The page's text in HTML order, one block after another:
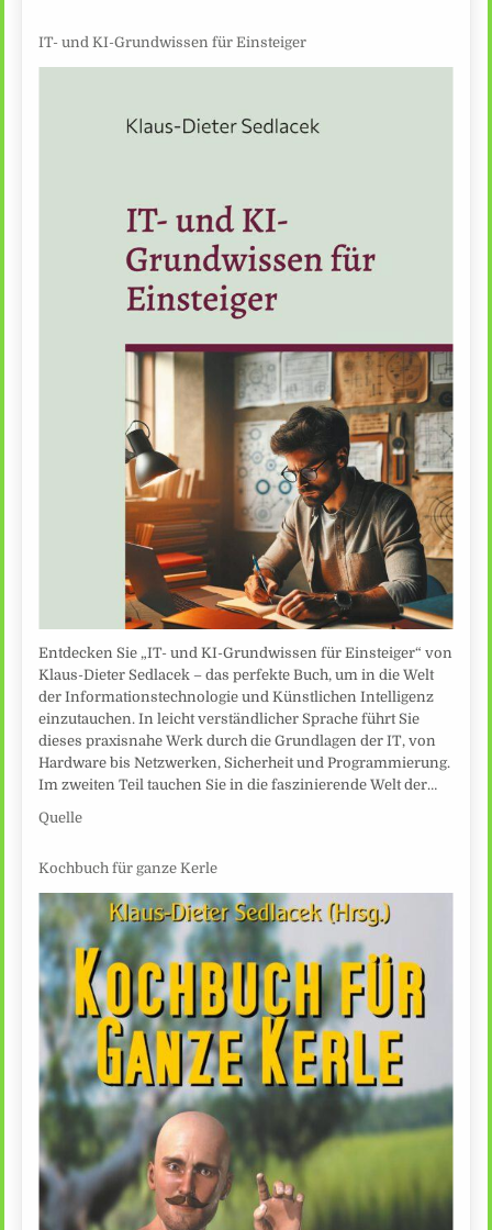
IT- und KI-Grundwissen für Einsteiger
Entdecken Sie „IT- und KI-Grundwissen für Einsteiger“ von
Klaus-Dieter Sedlacek – das perfekte Buch, um in die Welt
der Informationstechnologie und Künstlichen Intelligenz
einzutauchen. In leicht verständlicher Sprache führt Sie
dieses praxisnahe Werk durch die Grundlagen der IT, von
Hardware bis Netzwerken, Sicherheit und Programmierung.
Im zweiten Teil tauchen Sie in die faszinierende Welt der…
Quelle
Kochbuch für ganze Kerle